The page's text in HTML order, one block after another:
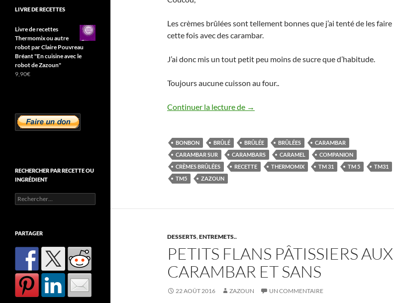
Les crèmes brûlées sont tellement bonnes que j’ai tenté de les faire
cette fois avec des carambar.
J’ai donc mis un tout petit peu moins de sucre que d’habitude.
Toujours aucune cuisson au four..
Continuer la lecture de Crèmes brûlées aux carambar au Thermomix
→
BONBON BRÛLÉ BRÛLÉE BRÛLÉES
CARAMBAR
CARAMBAR SUR
CARAMBARS CARAMEL
COMPANION
CRÈMES BRÛLÉES
RECETTE THERMOMIX TM 31 TM 5
TM31
TM5
ZAZOUN
DESSERTS,ENTREMETS..
PETITS FLANS PÂTISSIERS AUX
CARAMBAR ET SANS
22 AOÛT 2016 ZAZOUN UN COMMENTAIRE
LIVRE DE RECETTES
Livre de recettes
Thermomix ou autre
robot par Claire Pouvreau
Bréant "En cuisine avec le
robot de Zazoun"
9,90€
RECHERCHER PAR RECETTE OU
INGRÉDIENT
Rechercher :
PARTAGER